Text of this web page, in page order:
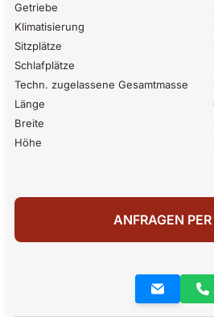
Getriebe
Klimatisierung
Sitzplätze
Schlafplätze
Techn. zugelassene Gesamtmasse
Länge
Breite
Höhe
ANFRAGEN